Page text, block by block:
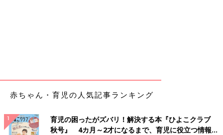
赤ちゃん・育児の人気記事ランキング
育児の困ったがズバリ！解決する本『ひよこクラブ
秋号』 4カ月～2才になるまで、育児に役立つ情報が